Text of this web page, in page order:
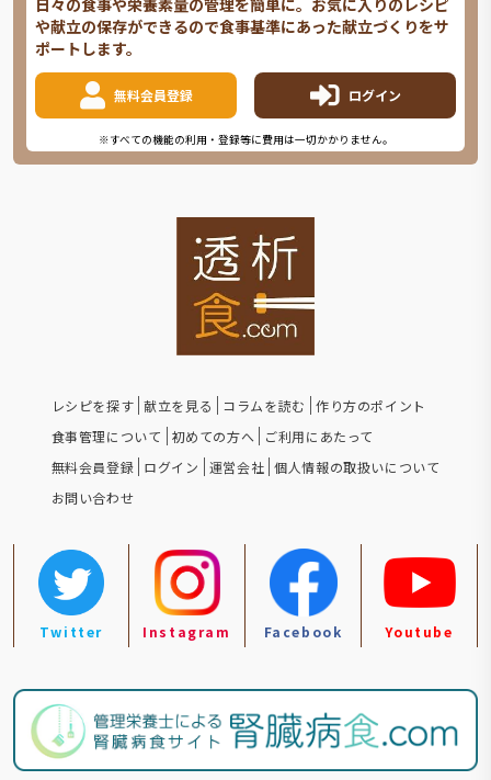
日々の食事や栄養素量の管理を簡単に。お気に入りのレシピ
や献立の保存ができるので食事基準にあった献立づくりをサ
ポートします。
無料会員登録 ログイン
※すべての機能の利用・登録等に費用は一切かかりません。
レシピを探す 献立を見る コラムを読む
作り方のポイント
食事管理について
初めての方へ
ご利用にあたって
無料会員登録 ログイン 運営会社 個人情報の取扱いについて
お問い合わせ
Twitter Instagram Facebook Youtube